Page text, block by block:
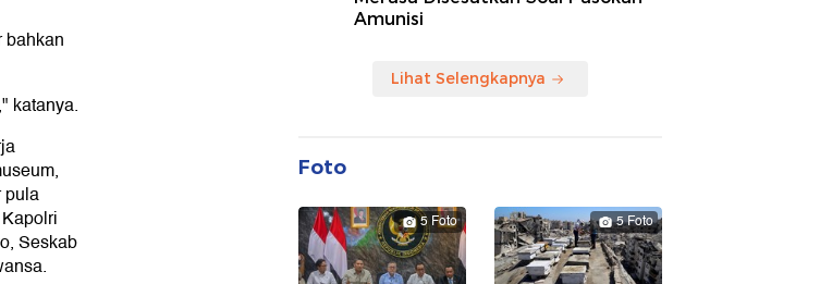
bahkan
katanya.
pula
Seskab
Amunisi
Lihat Selengkapnya
Foto
5 Foto 5 Foto